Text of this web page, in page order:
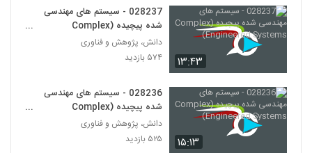
256
028267 - سیستم های سازگار پیچیده
(Complex Adaptive Systems)
028268 - سیستم های سازگار پیچیده
(Complex Adaptive Systems)
۵۱۵ بازدید
028269 - سیستم های سازگار پیچیده
۶۲۲ بازدید
۱۳:۴۳
028237 - سیستم های مهندسی
شده پیچیده (Complex
Engineered Systems)
دانش، پژوهش و فناوری
۵۷۴ بازدید
۱۵:۱۳
028236 - سیستم های مهندسی
شده پیچیده (Complex
Engineered Systems)
دانش، پژوهش و فناوری
۵۲۵ بازدید